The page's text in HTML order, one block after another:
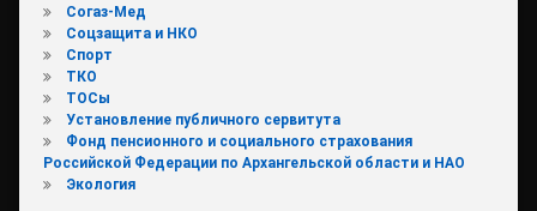
Согаз-Мед
Соцзащита и НКО
Спорт
ТКО
ТОСы
Установление публичного сервитута
Фонд пенсионного и социального страхования
Российской Федерации по Архангельской области и НАО
Экология